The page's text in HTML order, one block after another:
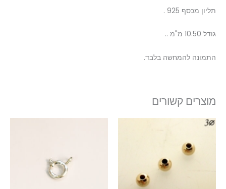
תליון מכסף 925 .
גודל 10.50 מ"מ ..
התמונה להמחשה בלבד.
מוצרים קשורים